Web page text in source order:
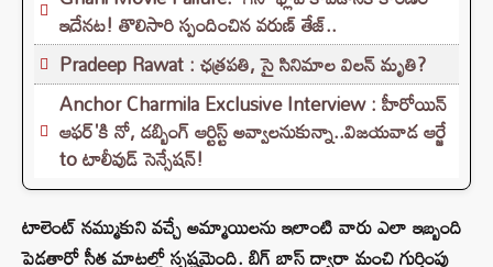
ఇదేనట! తొలిసారి స్పందించిన వరుణ్ తేజ్..
Pradeep Rawat : ఛత్రపతి, సై సినిమాల విలన్ మృతి?
Anchor Charmila Exclusive Interview : హీరోయిన్
ఆఫర్'కి నో, డబ్బింగ్ ఆర్టిస్ట్ అవ్వాలనుకున్నా..విజయవాడ ఆర్జే
to టాలీవుడ్ సెన్సేషన్!
టాలెంట్ నమ్ముకుని వచ్చే అమ్మాయిలను ఇలాంటి వారు ఎలా ఇబ్బంది
పెడతారో సీత మాటల్లో స్పష్టమైంది. బిగ్ బాస్ ద్వారా మంచి గుర్తింపు